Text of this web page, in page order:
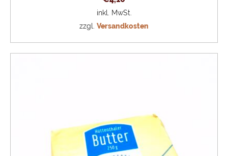
inkl. MwSt.
zzgl. Versandkosten